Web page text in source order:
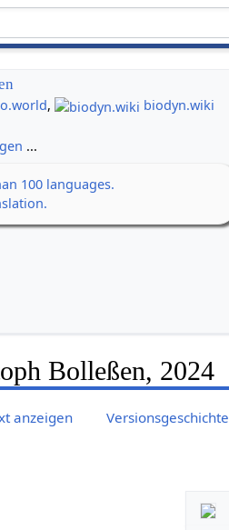
,
biodyn.wiki
...
100 languages.
Bolleßen, 2024
anzeigen Versionsgeschichte